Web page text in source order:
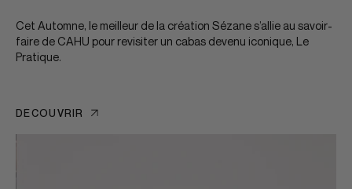
Cet Automne, le meilleur de la création Sézane s’allie au savoir-
faire de CAHU pour revisiter un cabas devenu iconique, Le
Pratique.
DÉCOUVRIR